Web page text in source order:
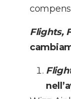
Flights,